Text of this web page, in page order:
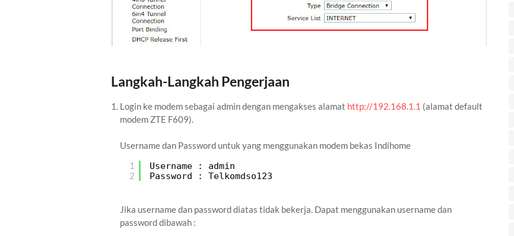
Langkah-Langkah Pengerjaan
Login ke modem sebagai admin dengan mengakses alamat http://192.168.1.1 (alamat default
modem ZTE F609).
Username dan Password untuk yang menggunakan modem bekas Indihome
1
2
Username : admin
Password : Telkomdso123
Jika username dan password diatas tidak bekerja. Dapat menggunakan username dan
password dibawah :